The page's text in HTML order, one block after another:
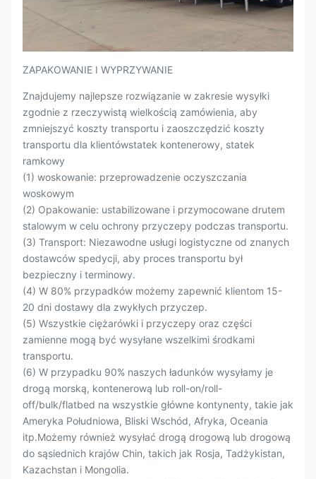
ZAPAKOWANIE I WYPRZYWANIE
Znajdujemy najlepsze rozwiązanie w zakresie wysyłki
zgodnie z rzeczywistą wielkością zamówienia, aby
zmniejszyć koszty transportu i zaoszczędzić koszty
transportu dla klientówstatek kontenerowy, statek
ramkowy
(1) woskowanie: przeprowadzenie oczyszczania
woskowym
(2) Opakowanie: ustabilizowane i przymocowane drutem
stalowym w celu ochrony przyczepy podczas transportu.
(3) Transport: Niezawodne usługi logistyczne od znanych
dostawców spedycji, aby proces transportu był
bezpieczny i terminowy.
(4) W 80% przypadków możemy zapewnić klientom 15-
20 dni dostawy dla zwykłych przyczep.
(5) Wszystkie ciężarówki i przyczepy oraz części
zamienne mogą być wysyłane wszelkimi środkami
transportu.
(6) W przypadku 90% naszych ładunków wysyłamy je
drogą morską, kontenerową lub roll-on/roll-
off/bulk/flatbed na wszystkie główne kontynenty, takie jak
Ameryka Południowa, Bliski Wschód, Afryka, Oceania
itp.Możemy również wysyłać drogą drogową lub drogową
do sąsiednich krajów Chin, takich jak Rosja, Tadżykistan,
Kazachstan i Mongolia.